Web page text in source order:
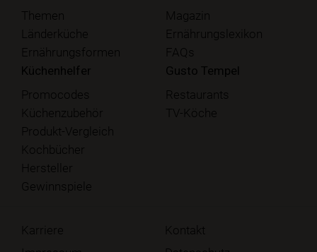
Themen
Länderküche
Ernährungsformen
Magazin
Ernährungslexikon
FAQs
Küchenhelfer
Promocodes
Küchenzubehör
Produkt-Vergleich
Kochbücher
Hersteller
Gewinnspiele
Gusto Tempel
Restaurants
TV-Köche
Karriere
Kontakt